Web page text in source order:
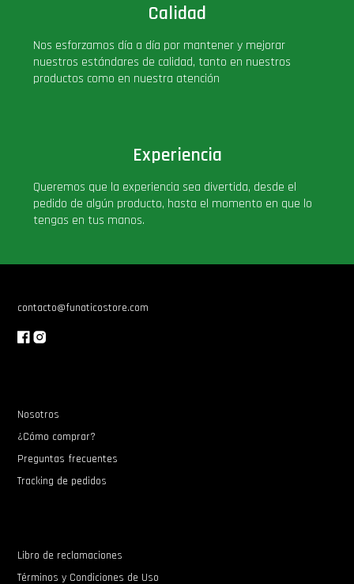
Calidad
Nos esforzamos día a día por mantener y mejorar
nuestros estándares de calidad, tanto en nuestros
productos como en nuestra atención
Experiencia
Queremos que la experiencia sea divertida, desde el
pedido de algún producto, hasta el momento en que lo
tengas en tus manos.
contacto@funaticostore.com
Nosotros
¿Cómo comprar?
Preguntas frecuentes
Tracking de pedidos
Libro de reclamaciones
Términos y Condiciones de Uso